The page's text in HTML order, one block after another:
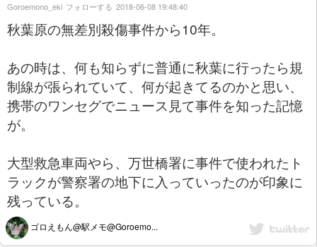
秋葉原の無差別殺傷事件から10年。
あの時は、何も知らずに普通に秋葉に行ったら規
制線が張られていて、何が起きてるのかと思い、
携帯のワンセグでニュース見て事件を知った記憶
が。
大型救急車両やら、万世橋署に事件で使われたト
ラックが警察署の地下に入っていったのが印象に
残っている。
ゴロえもん@駅メモ@Goroemo...
Goroemono_eki フォローする 2018-06-08 19:48:40